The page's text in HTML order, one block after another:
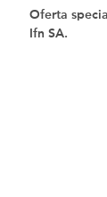
Oferta
Ifn SA.